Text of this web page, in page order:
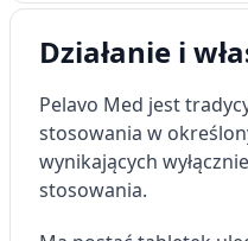
Działanie i
Pelavo Med jest
stosowania w
wynikających
stosowania.